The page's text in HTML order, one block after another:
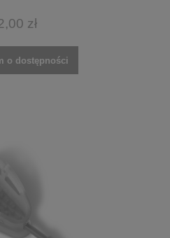
zł
o dostępności